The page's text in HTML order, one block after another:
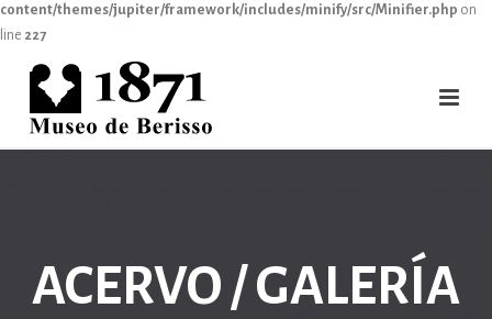
content/themes/jupiter/framework/includes/minify/src/Minifier.php on
line 227
ACERVO / GALERÍA